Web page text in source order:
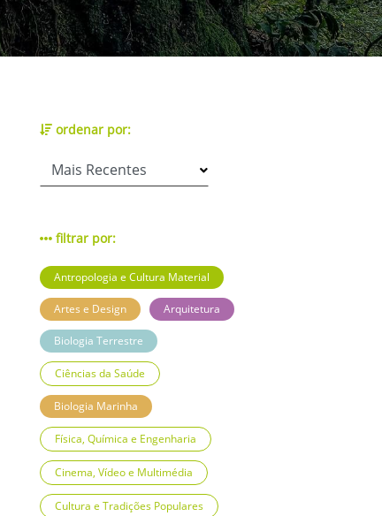
ordenar por:
filtrar por:
Antropologia e Cultura Material
Artes e Design Arquitetura
Biologia Terrestre
Ciências da Saúde
Biologia Marinha
Física, Química e Engenharia
Cinema, Vídeo e Multimédia
Cultura e Tradições Populares